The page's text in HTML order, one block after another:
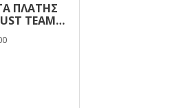
ΠΛΆΤΗΣ
TEAM 2